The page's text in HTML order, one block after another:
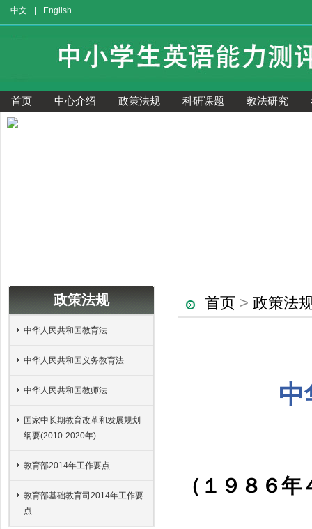
中文 English
首页 中心介绍 政策法规 科研课题 教法研究
获奖证书查询
政策法规
中华人民共和国教育法
中华人民共和国义务教育法
中华人民共和国教师法
国家中长期教育改革和发展规划
纲要(2010-2020年)
教育部2014年工作要点
教育部基础教育司2014年工作要
点
首页 > 政策法
中
（１９８６